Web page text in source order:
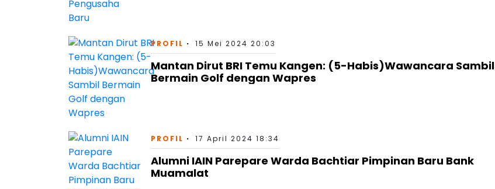
PROFIL 15 Mei 2024 20:03
Mantan Dirut BRI Temu Kangen: (5-Habis)Wawancara Sambil
Bermain Golf dengan Wapres
PROFIL 17 April 2024 18:34
Alumni IAIN Parepare Warda Bachtiar Pimpinan Baru Bank
Muamalat